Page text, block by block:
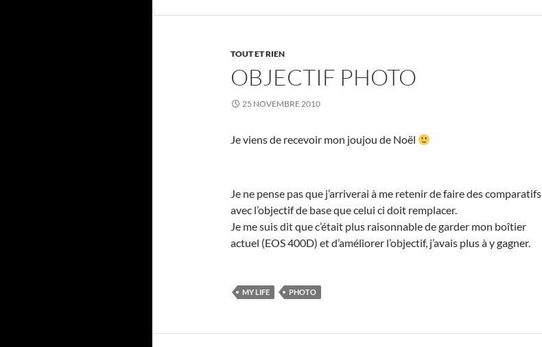
TOUT ET RIEN
OBJECTIF PHOTO
25 NOVEMBRE 2010
Je viens de recevoir mon joujou de Noël
Je ne pense pas que j’arriverai à me retenir de faire des comparatifs
avec l’objectif de base que celui ci doit remplacer.
Je me suis dit que c’était plus raisonnable de garder mon boîtier
actuel (EOS 400D) et d’améliorer l’objectif, j’avais plus à y gagner.
MY LIFE PHOTO